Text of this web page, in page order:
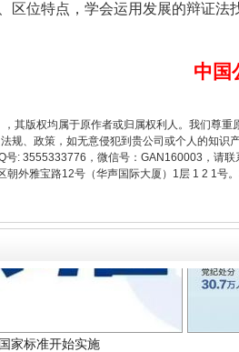
位特点，学会运用发展的辩证法
中国
其版权均属于原作者或归属权利人。我们尊
规、政策，如无意侵犯到贵公司或个人的知识
: 3555333776，微信号：GAN160003，请
外雅宝路12号（华声国际大厦）1层 1 2 1号
家标准开始实施